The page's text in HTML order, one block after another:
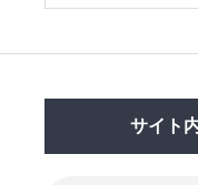
サイト